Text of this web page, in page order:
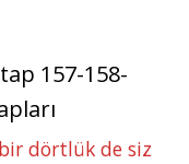
157-158-
dörtlük de siz